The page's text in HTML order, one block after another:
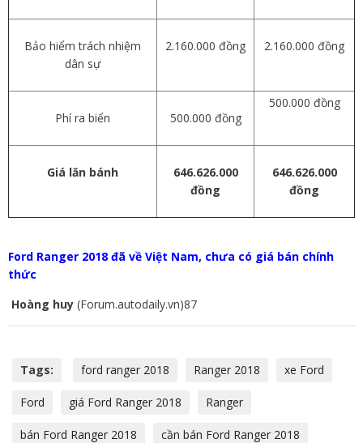
Bảo hiểm trách nhiệm
dân sự
2.160.000 đồng 2.160.000 đồng
Phí ra biển 500.000 đồng
500.000 đồng
Giá lăn bánh
646.626.000
đồng
646.626.000
đồng
Ford Ranger 2018 đã về Việt Nam, chưa có giá bán chính
thức
Hoàng huy (Forum.autodaily.vn)87
Tags: ford ranger 2018 Ranger 2018 xe Ford
Ford giá Ford Ranger 2018 Ranger
bán Ford Ranger 2018 cần bán Ford Ranger 2018